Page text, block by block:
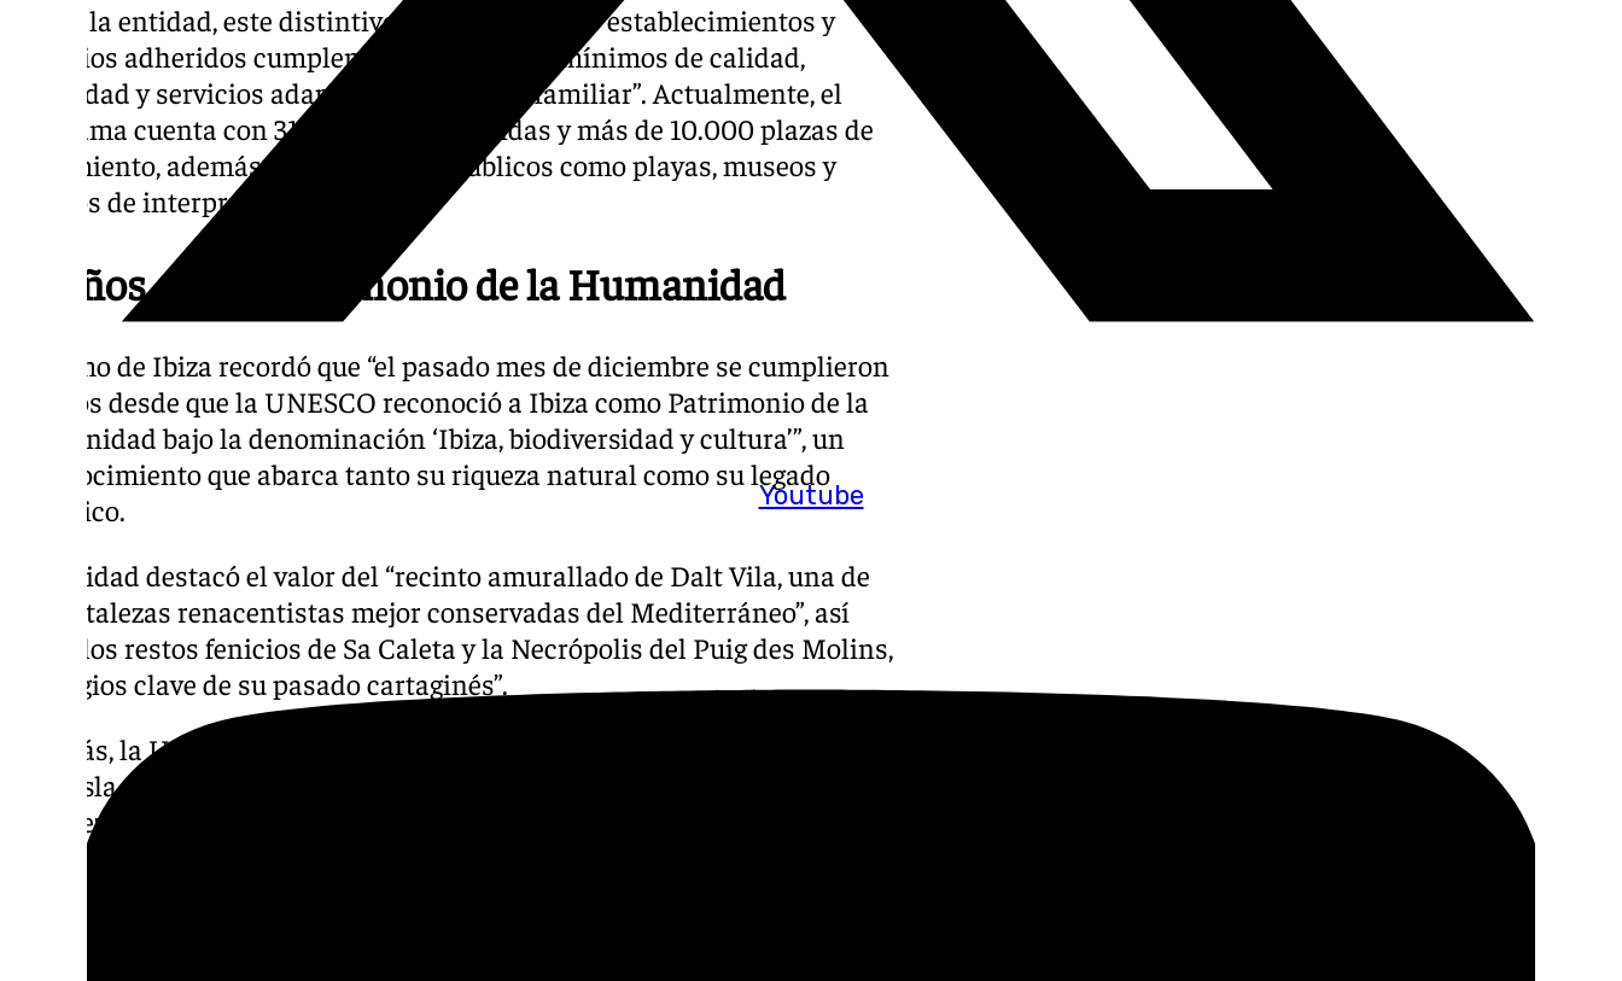
Youtube
Según la entidad, este distintivo “certifica que los establecimientos y
servicios adheridos cumplen con estándares mínimos de calidad,
seguridad y servicios adaptados al turismo familiar”. Actualmente, el
programa cuenta con 31 empresas adheridas y más de 10.000 plazas de
alojamiento, además de 50 recursos públicos como playas, museos y
centros de interpretación.
25 años como Patrimonio de la Humanidad
Turismo de Ibiza recordó que “el pasado mes de diciembre se cumplieron
25 años desde que la UNESCO reconoció a Ibiza como Patrimonio de la
Humanidad bajo la denominación ‘Ibiza, biodiversidad y cultura’”, un
reconocimiento que abarca tanto su riqueza natural como su legado
histórico.
La entidad destacó el valor del “recinto amurallado de Dalt Vila, una de
las fortalezas renacentistas mejor conservadas del Mediterráneo”, así
como los restos fenicios de Sa Caleta y la Necrópolis del Puig des Molins,
“vestigios clave de su pasado cartaginés”.
Además, la UNESCO subrayó la relevancia de “la biodiversidad marina
de la isla, con sus praderas de posidonia oceánica, fundamentales para
la pureza de sus aguas y la conservación del ecosistema”.